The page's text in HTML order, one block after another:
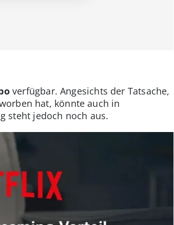
verfügbar. Angesichts der Tatsache,
hat, könnte auch in
steht jedoch noch aus.